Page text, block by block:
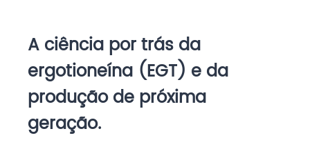
A ciência por trás da
ergotioneína (EGT) e da
produção de próxima
geração.